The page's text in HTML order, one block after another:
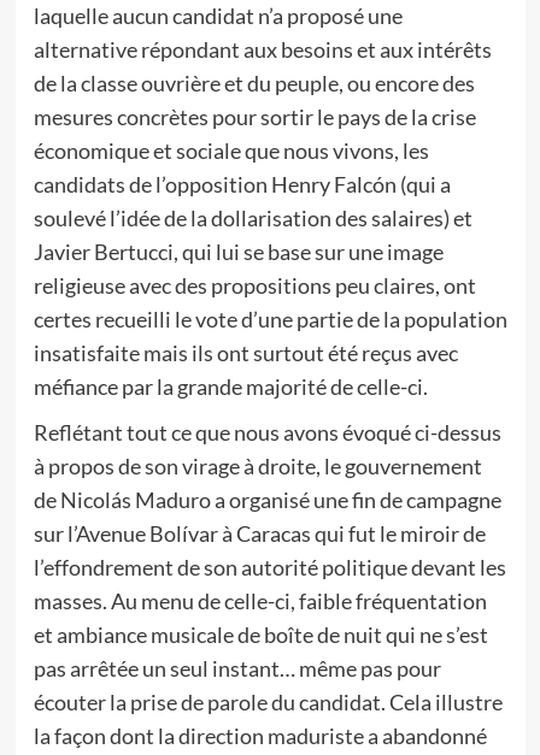
laquelle aucun candidat n’a proposé une
alternative répondant aux besoins et aux intérêts
de la classe ouvrière et du peuple, ou encore des
mesures concrètes pour sortir le pays de la crise
économique et sociale que nous vivons, les
candidats de l’opposition Henry Falcón (qui a
soulevé l’idée de la dollarisation des salaires) et
Javier Bertucci, qui lui se base sur une image
religieuse avec des propositions peu claires, ont
certes recueilli le vote d’une partie de la population
insatisfaite mais ils ont surtout été reçus avec
méfiance par la grande majorité de celle-ci.
Reflétant tout ce que nous avons évoqué ci-dessus
à propos de son virage à droite, le gouvernement
de Nicolás Maduro a organisé une fin de campagne
sur l’Avenue Bolívar à Caracas qui fut le miroir de
l’effondrement de son autorité politique devant les
masses. Au menu de celle-ci, faible fréquentation
et ambiance musicale de boîte de nuit qui ne s’est
pas arrêtée un seul instant… même pas pour
écouter la prise de parole du candidat. Cela illustre
la façon dont la direction maduriste a abandonné